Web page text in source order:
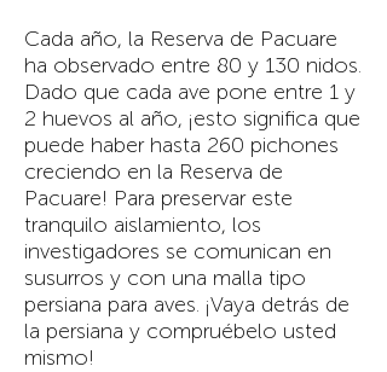
Cada año, la Reserva de Pacuare
ha observado entre 80 y 130 nidos.
Dado que cada ave pone entre 1 y
2 huevos al año, ¡esto significa que
puede haber hasta 260 pichones
creciendo en la Reserva de
Pacuare! Para preservar este
tranquilo aislamiento, los
investigadores se comunican en
susurros y con una malla tipo
persiana para aves. ¡Vaya detrás de
la persiana y compruébelo usted
mismo!